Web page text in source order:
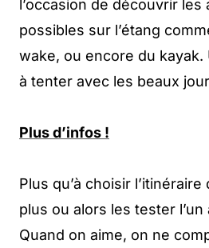
l’occasion de découvrir
possibles sur l’étang
wake, ou encore du kayak.
à tenter avec les beaux
Plus d’infos !
Plus qu’à choisir
plus ou alors les tester l’un
Quand on aime, on ne